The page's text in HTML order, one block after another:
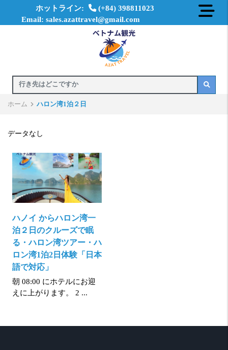
ホットライン:
(+84) 398811023
Email: sales.azattravel@gmail.com
ホーム ハロン湾1泊２日
データなし
ハノイ からハロン湾一
泊２日のクルーズで眠
る・ハロン湾ツアー・ハ
ロン湾1泊2日体験「日本
語で対応」
朝 08:00 にホテルにお迎
えに上がります。 2 ...